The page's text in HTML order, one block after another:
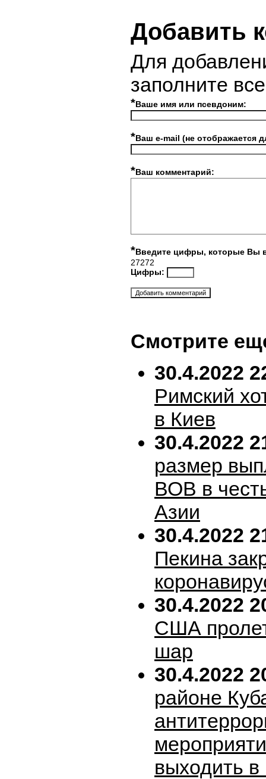
Добавить
Для
заполните
*Ваше имя или псевдоним:
*Ваш e-mail (не отображается
*Ваш комментарий:
*Введите цифры, которые Вы
27272
Цифры:
Смотрите
30.4.2022
Римский
в Киев
30.4.2022
размер
ВОВ в
Азии
30.4.2022
Пекина
30.4.2022
США
шар
30.4.2022
районе
выходить